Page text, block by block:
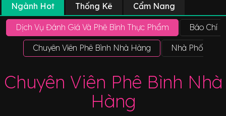
Ngành Hot Thống Kê Cẩm Nang
Dịch Vụ Đánh Giá Và Phê Bình Thực Phẩm Báo Chí
Chuyên Viên Phê Bình Nhà Hàng Nhà Phối Hợp
Chuyên Viên Phê Bình Nhà
Hàng